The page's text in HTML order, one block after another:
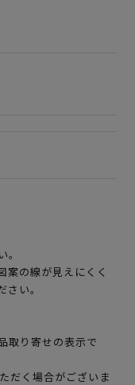
の線が見えにくく
い。
取り寄せの表示で
だく場合がございま